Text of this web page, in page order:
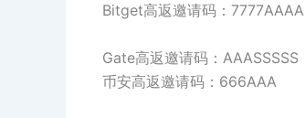
Bitget高返邀请码：7777AAAA
Gate高返邀请码：AAASSSSS
币安高返邀请码：666AAA